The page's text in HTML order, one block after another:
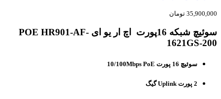
35,900,000 تومان
سوئیچ شبکه 16پورت اچ ار یو ای POE HR901-AF-
1621GS-200
سوئیچ 16 پورت 10/100Mbps PoE
2 پورت Uplink گیگ